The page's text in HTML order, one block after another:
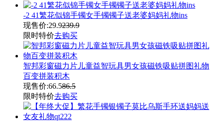
-2 41繁花似锦手镯女手镯镯子送老婆妈妈礼物ins
现售价:29.9239.9
限时特价去购买
智邦彩窗磁力片儿童益智玩具男女孩磁铁吸贴拼图礼物
百变拼装积木
现售价:66.586.5
限时特价去购买